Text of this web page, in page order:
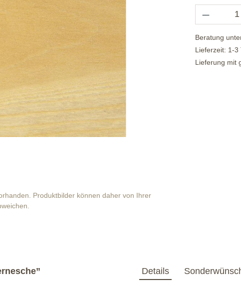
Produktbilder können daher von Ihrer
Beratung
Lieferzeit: 1-3
Lieferung mit
Details